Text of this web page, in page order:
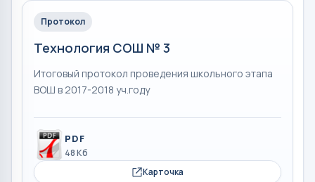
Протокол
Технология СОШ № 3
Итоговый протокол проведения школьного этапа
ВОШ в 2017-2018 уч.году
PDF
48 Кб
Карточка